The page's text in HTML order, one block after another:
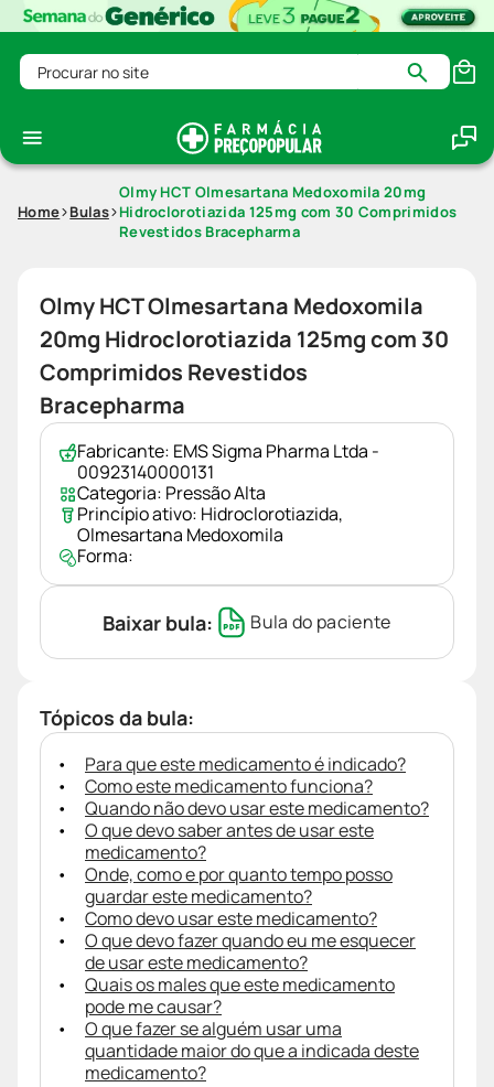
Procurar no site
Home Bulas
Olmy HCT Olmesartana Medoxomila 20mg
Hidroclorotiazida 125mg com 30 Comprimidos
Revestidos Bracepharma
Olmy HCT Olmesartana Medoxomila
20mg Hidroclorotiazida 125mg com 30
Comprimidos Revestidos
Bracepharma
Fabricante: EMS Sigma Pharma Ltda -
00923140000131
Categoria: Pressão Alta
Princípio ativo: Hidroclorotiazida,
Olmesartana Medoxomila
Forma:
Baixar bula: Bula do paciente
Tópicos da bula:
Para que este medicamento é indicado?
Como este medicamento funciona?
Quando não devo usar este medicamento?
O que devo saber antes de usar este
medicamento?
Onde, como e por quanto tempo posso
guardar este medicamento?
Como devo usar este medicamento?
O que devo fazer quando eu me esquecer
de usar este medicamento?
Quais os males que este medicamento
pode me causar?
O que fazer se alguém usar uma
quantidade maior do que a indicada deste
medicamento?